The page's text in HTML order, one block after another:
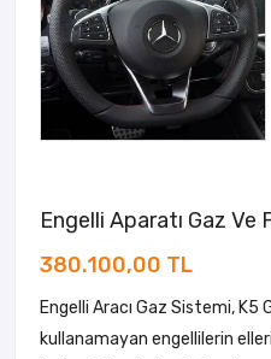
Engelli Aparatı Gaz Ve
380.100,00 TL
Engelli Aracı Gaz Sistemi, K5
kullanamayan engellilerin elleri